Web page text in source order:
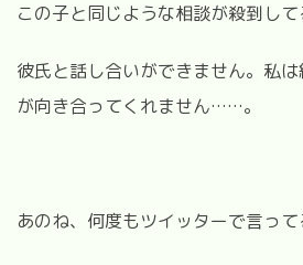
この子と同じような相談が殺到して
彼氏と話し合いができません。私
が向き合ってくれません……。
あのね、何度もツイッターで言って